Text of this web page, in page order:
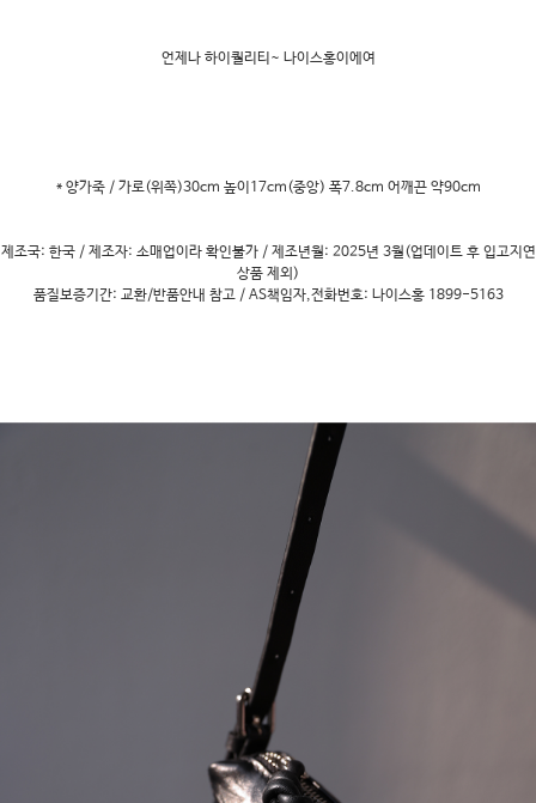
언제나 하이퀄리티~ 나이스홍이에여
* 양가죽 / 가로(위쪽)30cm 높이17cm(중앙) 폭7.8cm 어깨끈 약90cm
제조국: 한국 / 제조자: 소매업이라 확인불가 / 제조년월: 2025년 3월(업데이트 후 입고지연
상품 제외)
품질보증기간: 교환/반품안내 참고 / AS책임자,전화번호: 나이스홍 1899-5163